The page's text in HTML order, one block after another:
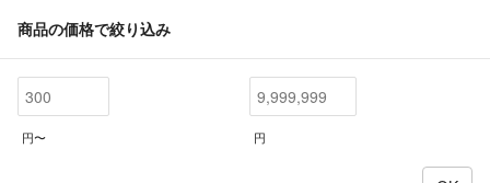
商品の価格で絞り込み
円〜 円